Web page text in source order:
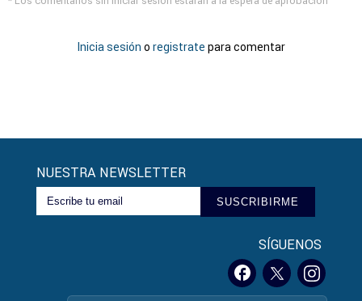
Inicia sesión o registrate para comentar
NUESTRA NEWSLETTER
SUSCRIBIRME
SÍGUENOS